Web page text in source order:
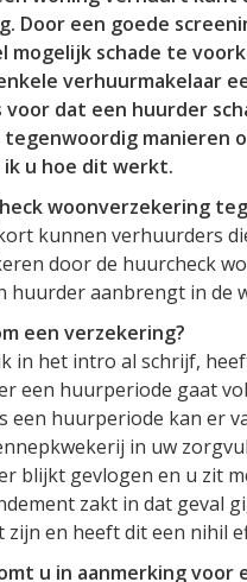
Door een goede
mogelijk schade te
verhuurmakelaar
voor dat een huurder
tegenwoordig manieren
u hoe dit werkt.
woonverzekering
kunnen verhuurders
door de huurcheck
huurder aanbrengt in de
een verzekering?
in het intro al schrijf,
een huurperiode gaat
een huurperiode kan er
in uw
blijkt gevlogen en u zit
zakt in dat geval
zijn en heeft dit een nihil
u in aanmerking voor